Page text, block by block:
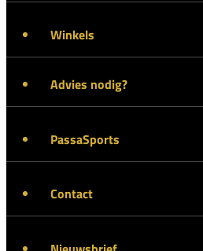
Winkels
Advies nodig?
PassaSports
Contact